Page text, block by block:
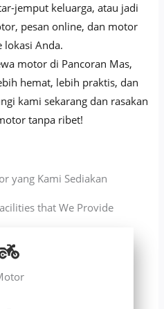
jemput keluarga, atau jadi
pesan online, dan motor
lokasi Anda.
motor di Pancoran Mas,
hemat, lebih praktis, dan
kami sekarang dan rasakan
tanpa ribet!
yang Kami Sediakan
that We Provide